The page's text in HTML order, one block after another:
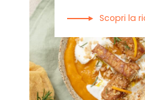
Scopri la